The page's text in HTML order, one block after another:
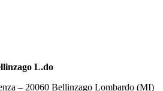
L.do
– 20060 Bellinzago Lombardo (MI)